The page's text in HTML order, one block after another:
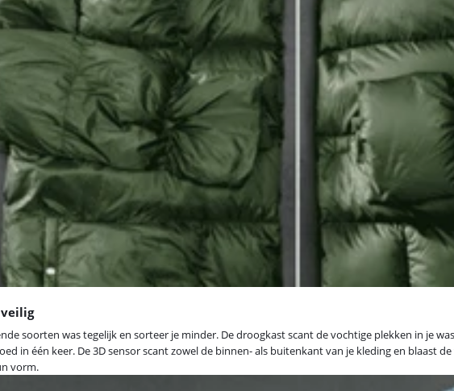
veilig
soorten was tegelijk en sorteer je minder. De droogkast scant de vochtige plekken in je
in één keer. De 3D sensor scant zowel de binnen- als buitenkant van je kleding en blaast
vorm.